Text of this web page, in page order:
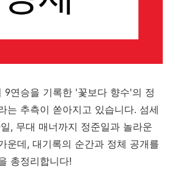
9연승을 기록한 '꽃보다 향수'의 정
는 추측이 쏟아지고 있습니다. 섬세
, 무대 매너까지 정준일과 놀라운
운데, 대기록의 순간과 정체 공개를
총정리합니다!